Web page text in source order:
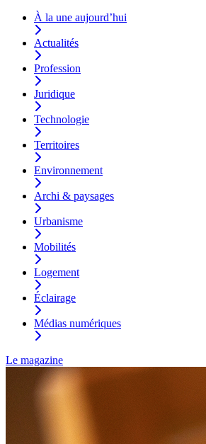
À la une aujourd’hui
Actualités
Profession
Juridique
Technologie
Territoires
Environnement
Archi & paysages
Urbanisme
Mobilités
Logement
Éclairage
Médias numériques
Le magazine